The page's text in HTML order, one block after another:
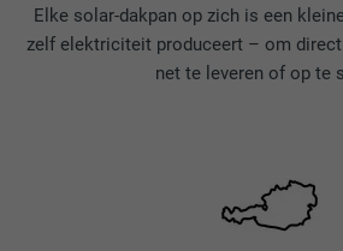
Elke solar-dakpan op zich is een
zelf elektriciteit produceert – om direct
net te leveren of op te